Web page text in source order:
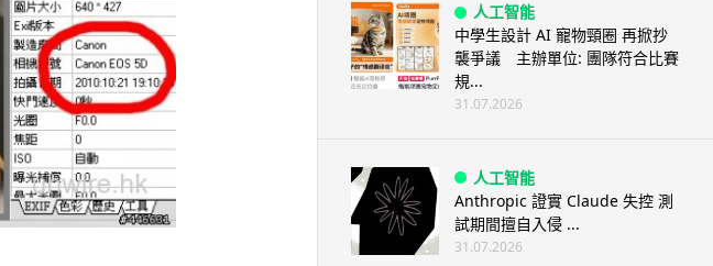
人工智能
中學生設計 AI 寵物頸圈 再掀抄
襲爭議 主辦單位: 團隊符合比賽
規...
31.07.2026
人工智能
Anthropic 證實 Claude 失控 測
試期間擅自入侵 ...
31.07.2026